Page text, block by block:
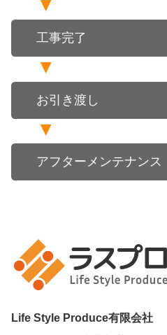
工事完了
お引き渡し
アフターメンテナンス
Life Style Produce有限会社